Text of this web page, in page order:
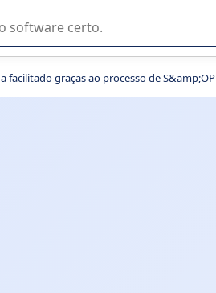
para sua empresa.
facilitado graças ao processo de S&amp;OP